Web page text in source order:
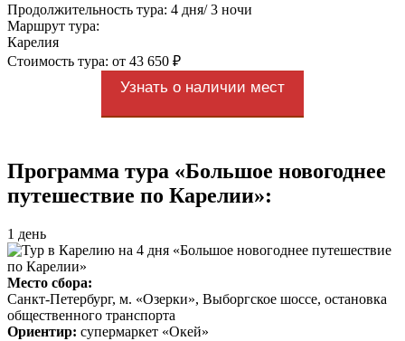
Продолжительность тура: 4 дня/ 3 ночи
Маршрут тура:
Карелия
Стоимость тура: от 43 650 ₽
Узнать о наличии мест
Программа тура «Большое новогоднее
путешествие по Карелии»:
1 день
Место сбора:
Санкт-Петербург, м. «Озерки», Выборгское шоссе, остановка
общественного транспорта
Ориентир: супермаркет «Окей»